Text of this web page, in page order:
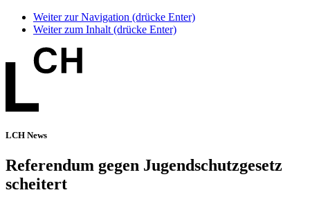
Weiter zur Navigation (drücke Enter)
Weiter zum Inhalt (drücke Enter)
LCH News
Referendum gegen Jugendschutzgesetz
scheitert